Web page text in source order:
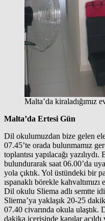
Malta’da kiraladığımız
Malta’da Ertesi Gün
Dil okulumuzdan bize gelen
07.45’te orada bulunmamız
toplantısı yapılacağı
bulundurarak saat 06.00’da
yola çıktık. Yol üstündeki bir
ıspanaklı börekle
Dil okulu Sliema adlı semtte
Sliema’ya yaklaşık 20-25
07.40 civarında okula ulaştık.
dakika içerisinde kapılar